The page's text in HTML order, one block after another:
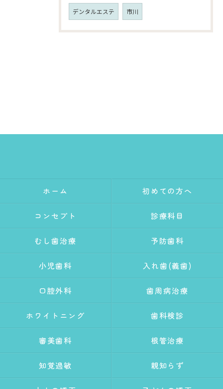
デンタルエステ 市川
ホーム 初めての方へ
コンセプト 診療科目
むし歯治療 予防歯科
小児歯科 入れ歯(義歯)
口腔外科 歯周病治療
ホワイトニング 歯科検診
審美歯科 根管治療
知覚過敏 親知らず